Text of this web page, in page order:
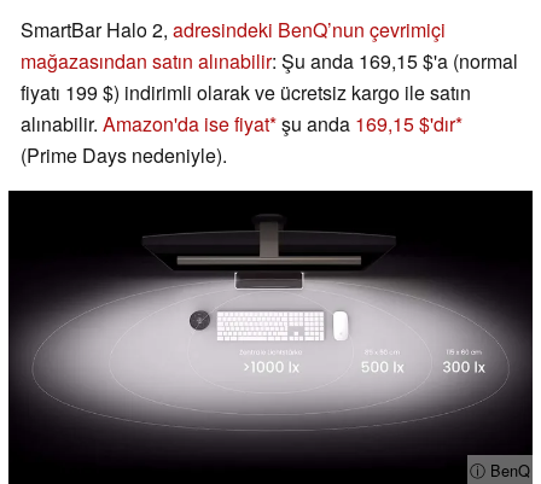
SmartBar Halo 2, adresindeki BenQ’nun çevrimiçi
mağazasından satın alınabilir: Şu anda 169,15 $'a (normal
fiyatı 199 $) indirimli olarak ve ücretsiz kargo ile satın
alınabilir. Amazon'da ise fiyat şu anda 169,15 $'dır
(Prime Days nedeniyle).
ⓘ BenQ